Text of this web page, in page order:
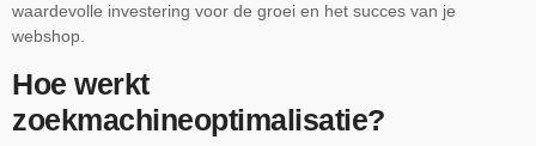
waardevolle investering voor de groei en het succes van je
webshop.
Hoe werkt
zoekmachineoptimalisatie?